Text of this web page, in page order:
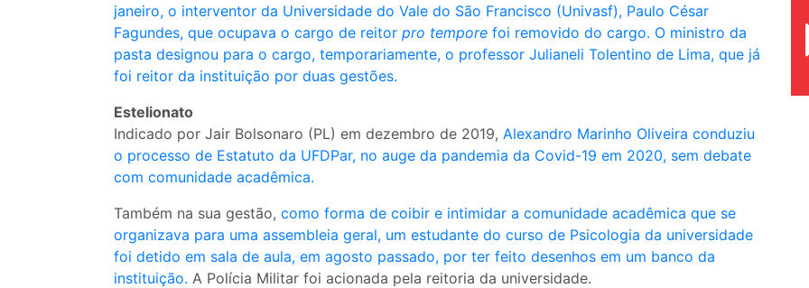
janeiro, o interventor da Universidade do Vale do São Francisco (Univasf), Paulo César
Fagundes, que ocupava o cargo de reitor pro tempore foi removido do cargo. O ministro da
pasta designou para o cargo, temporariamente, o professor Julianeli Tolentino de Lima, que já
foi reitor da instituição por duas gestões.
Estelionato
Indicado por Jair Bolsonaro (PL) em dezembro de 2019, Alexandro Marinho Oliveira conduziu
o processo de Estatuto da UFDPar, no auge da pandemia da Covid-19 em 2020, sem debate
com comunidade acadêmica.
Também na sua gestão, como forma de coibir e intimidar a comunidade acadêmica que se
organizava para uma assembleia geral, um estudante do curso de Psicologia da universidade
foi detido em sala de aula, em agosto passado, por ter feito desenhos em um banco da
instituição. A Polícia Militar foi acionada pela reitoria da universidade.